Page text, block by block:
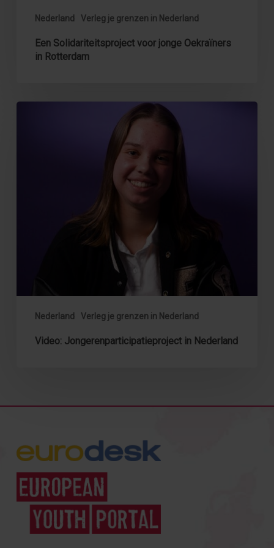
Nederland Verleg je grenzen in Nederland
Een Solidariteitsproject voor jonge Oekraïners
in Rotterdam
Nederland Verleg je grenzen in Nederland
Jongerenparticipatieproject
Video: Jongerenparticipatieproject in Nederland